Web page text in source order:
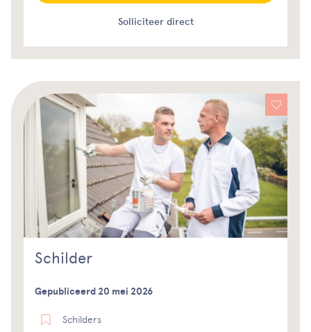
Solliciteer direct
Schilder
Gepubliceerd 20 mei 2026
Schilders